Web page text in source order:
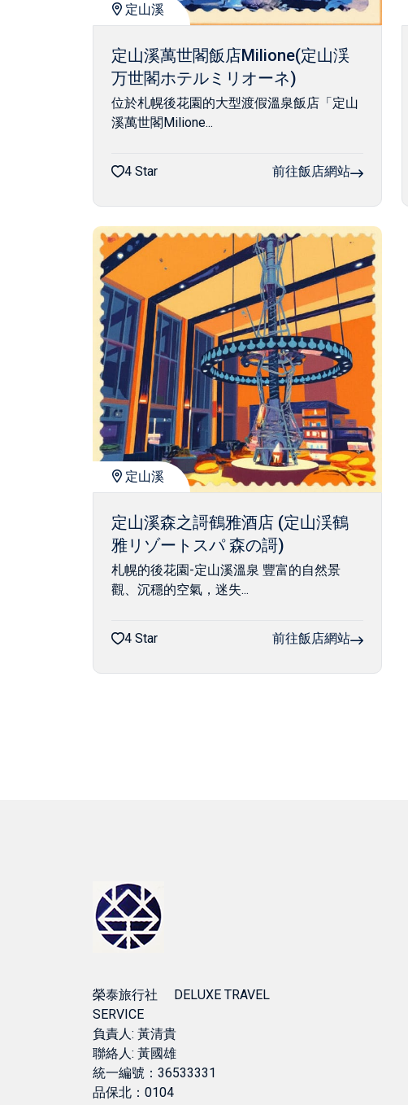
定山溪
定山溪萬世閣飯店Milione(定山渓
万世閣ホテルミリオーネ)
位於札幌後花園的大型渡假溫泉飯店「定山
溪萬世閣Milione...
4 Star 前往飯店網站
定山溪
定山溪森之謌鶴雅酒店 (定山渓鶴
雅リゾートスパ 森の謌)
札幌的後花園-定山溪溫泉 豐富的自然景
觀、沉穩的空氣，迷失...
4 Star 前往飯店網站
榮泰旅行社 DELUXE TRAVEL
SERVICE
負責人: 黃清貴
聯絡人: 黃國雄
統一編號：36533331
品保北：0104